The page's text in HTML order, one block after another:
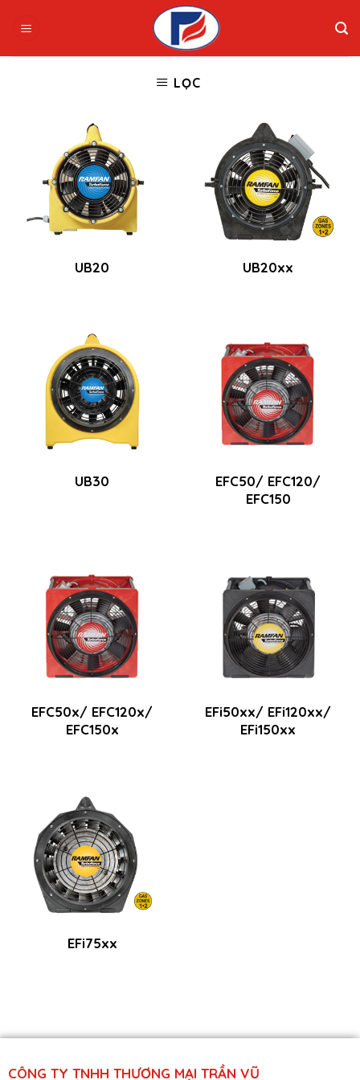
LỌC
UB20 UB20xx
UB30
EFC50/ EFC120/
EFC150
EFC50x/ EFC120x/
EFC150x
EFi50xx/ EFi120xx/
EFi150xx
EFi75xx
CÔNG TY TNHH THƯƠNG MẠI TRẦN VŨ